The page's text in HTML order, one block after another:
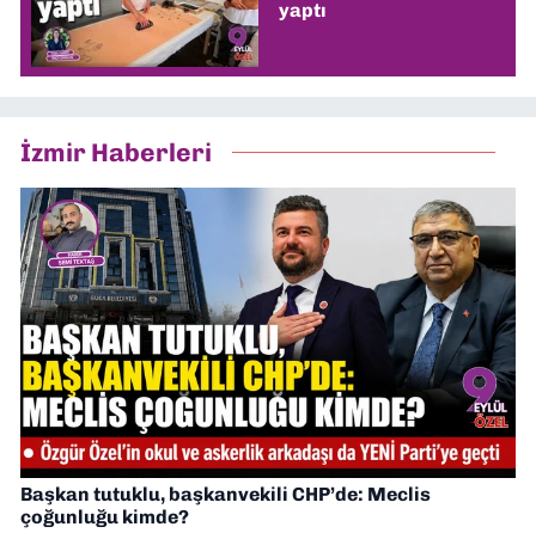
yaptı
İzmir Haberleri
Başkan tutuklu, başkanvekili CHP’de: Meclis
çoğunluğu kimde?